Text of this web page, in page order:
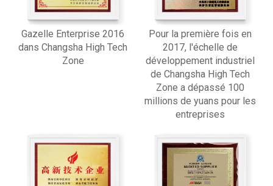
Gazelle Enterprise 2016
dans Changsha High Tech
Zone
Pour la première fois en
2017, l'échelle de
développement industriel
de Changsha High Tech
Zone a dépassé 100
millions de yuans pour les
entreprises